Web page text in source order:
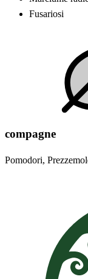
Fusariosi
compagne
Pomodori,